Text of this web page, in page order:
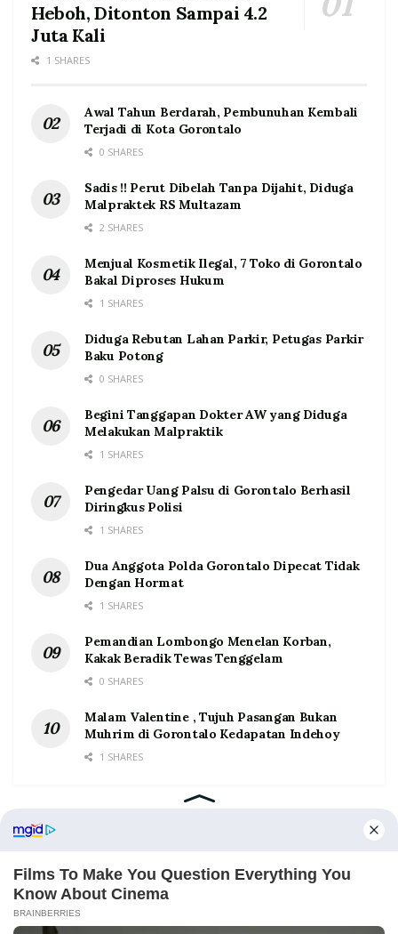
Heboh, Ditonton Sampai 4.2
Juta Kali
1 SHARES
Awal Tahun Berdarah, Pembunuhan Kembali
Terjadi di Kota Gorontalo
0 SHARES
Sadis !! Perut Dibelah Tanpa Dijahit, Diduga
Malpraktek RS Multazam
2 SHARES
Menjual Kosmetik Ilegal, 7 Toko di Gorontalo
Bakal Diproses Hukum
1 SHARES
Diduga Rebutan Lahan Parkir, Petugas Parkir
Baku Potong
0 SHARES
Begini Tanggapan Dokter AW yang Diduga
Melakukan Malpraktik
1 SHARES
Pengedar Uang Palsu di Gorontalo Berhasil
Diringkus Polisi
1 SHARES
Dua Anggota Polda Gorontalo Dipecat Tidak
Dengan Hormat
1 SHARES
Pemandian Lombongo Menelan Korban,
Kakak Beradik Tewas Tenggelam
0 SHARES
Malam Valentine , Tujuh Pasangan Bukan
Muhrim di Gorontalo Kedapatan Indehoy
1 SHARES
Home Tentang Kontak Redaksi Pedoman Media Siber